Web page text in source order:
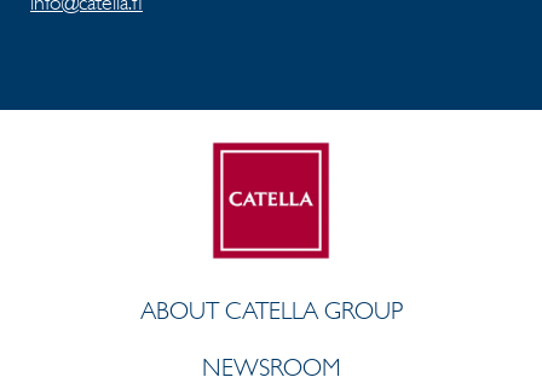
ABOUT CATELLA GROUP
NEWSROOM